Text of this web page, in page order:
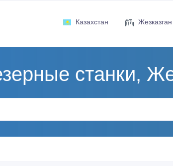
Казахстан Жезказган
станки,